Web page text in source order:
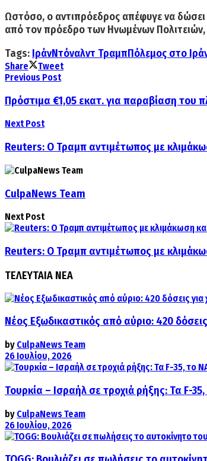
Ωστόσο, ο αντιπρόεδρος απέφυγε να δώσει
από τον πρόεδρο των Ηνωμένων Πολιτειών,
Tags: ΙράνΝτόναλντ ΤραμπΠόλεμος στο
Share
Tweet
Previous Post
Πρόστιμα €1,05 εκατ. για παραβίαση του
Next Post
Reuters: Ο Τραμπ αντιμέτωπος με
CulpaNews Team
Next Post
Reuters: Ο Τραμπ αντιμέτωπος με
ΤΕΛΕΥΤΑΙΑ ΝΕΑ
Νέος Εξωδικαστικός από αύριο: 420
by CulpaNews Team
26 Ιουλίου, 2026
Τουρκία – Ισραήλ σε τροχιά ρήξης: Τα F-
by CulpaNews Team
26 Ιουλίου, 2026